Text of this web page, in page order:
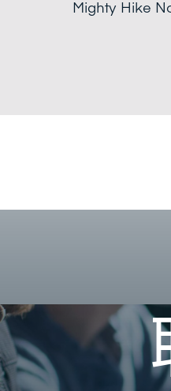
Mighty Hike